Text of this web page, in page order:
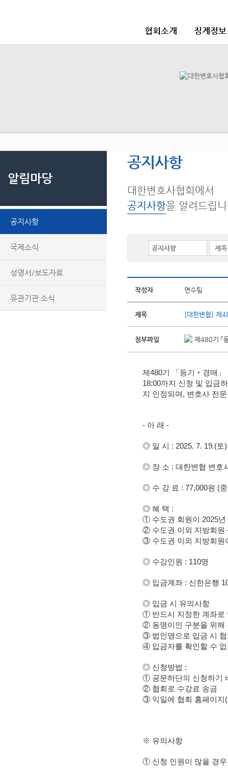
협회소개 징계정
알림마당
공지사항
국제소식
성명서/보도자료
유관기관 소식
공지사항
대한변호사협회에서
공지사항을 알려드립
작성자 연수팀
제목 [대한변협] 제
첨부파일 제480기 「
제480기 「등기‧경매」
18:00까지 신청 및 입금
지 인정되며, 변호사 전
- 아 래 -
◎ 일 시 : 2025. 7. 19.(토)
◎ 장 소 : 대한변협 변호
◎ 수 강 료 : 77,000원 (
◎ 혜 택 :
① 수도권 회원이 2025년
② 수도권 이외 지방회원
③ 수도권 이외 지방회원
◎ 수강인원 : 110명
◎ 입금계좌 : 신한은행
◎ 입금 시 유의사항
① 반드시 지정한 계좌로
② 동명이인 구분을 위해
③ 법인명으로 입금 시
④ 입금자를 확인할 수
◎ 신청방법 :
① 공문하단의 신청하기
② 협회로 수강료 송금
③ 익일에 협회 홈페이지
※ 유의사항
① 신청 인원이 많을 경